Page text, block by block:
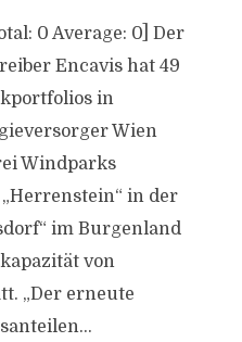
0 Average: 0] Der
Encavis hat 49
in
Wien
Windparks
in der
im Burgenland
von
„Der erneute